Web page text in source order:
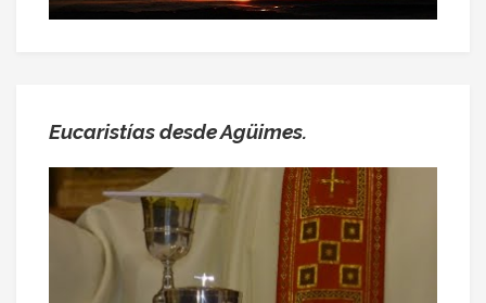
Eucaristías desde Agüimes.